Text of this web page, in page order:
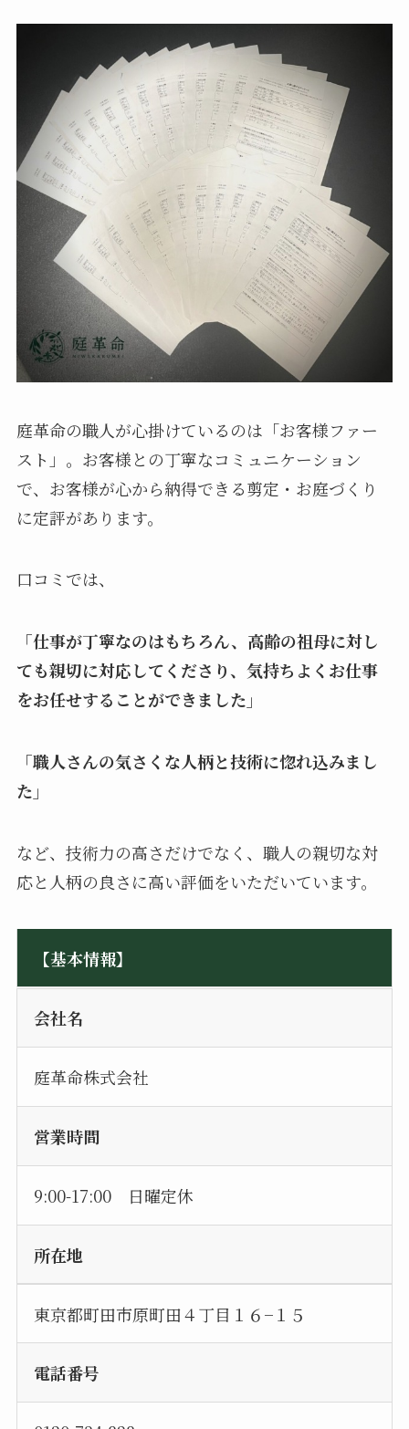
庭革命の職人が心掛けているのは「お客様ファー
スト」。お客様との丁寧なコミュニケーション
で、お客様が心から納得できる剪定・お庭づくり
に定評があります。
口コミでは、
「仕事が丁寧なのはもちろん、高齢の祖母に対し
ても親切に対応してくださり、気持ちよくお仕事
をお任せすることができました」
「職人さんの気さくな人柄と技術に惚れ込みまし
た」
など、技術力の高さだけでなく、職人の親切な対
応と人柄の良さに高い評価をいただいています。
【基本情報】
会社名
庭革命株式会社
営業時間
9:00-17:00 日曜定休
所在地
東京都町田市原町田４丁目１６−１５
電話番号